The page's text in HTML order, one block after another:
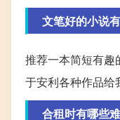
文笔好的小说
推荐一本简短有趣
于安利各种作品给
合租时有哪些